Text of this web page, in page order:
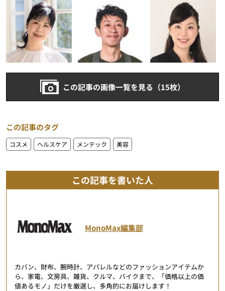
この記事の画像一覧を見る（15枚）
この記事のタグ
コスメ ヘルスケア メンテック 美容
この記事を書いた人
MonoMax編集部
カバン、財布、腕時計、アパレルなどのファッションアイテムか
ら、家電、文房具、雑貨、クルマ、バイクまで、「価格以上の価
値あるモノ」だけを厳選し、多角的にお届けします！